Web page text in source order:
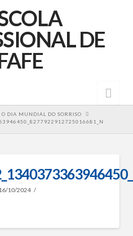
O DIA MUNDIAL DO SORRISO
10/2024